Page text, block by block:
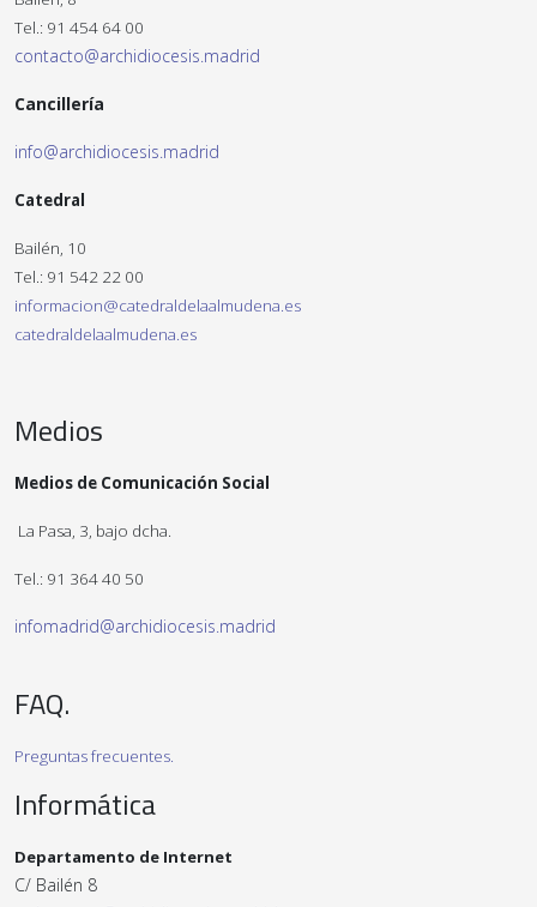
Tel.: 91 454 64 00
contacto@archidiocesis.madrid
Cancillería
info@archidiocesis.madrid
Catedral
Bailén, 10
Tel.: 91 542 22 00
informacion@catedraldelaalmudena.es
catedraldelaalmudena.es
Medios
Medios de Comunicación Social
La Pasa, 3, bajo dcha.
Tel.: 91 364 40 50
infomadrid@archidiocesis.madrid
FAQ.
Preguntas frecuentes.
Informática
Departamento de Internet
C/ Bailén 8